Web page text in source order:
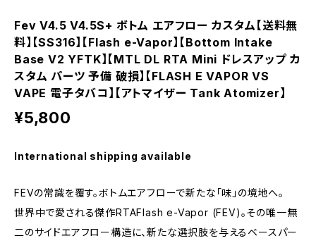
Fev V4.5 V4.5S+ ボトム エアフロー カスタム【送料無
料】【SS316】【Flash e-Vapor】【Bottom Intake
Base V2 YFTK】【MTL DL RTA Mini ドレスアップ カ
スタム パーツ 予備 破損】【FLASH E VAPOR VS
VAPE 電子タバコ】【アトマイザー Tank Atomizer】
¥5,800
International shipping available
FEVの常識を覆す。ボトムエアフローで新たな「味」の境地へ。
世界中で愛される傑作RTAFlash e-Vapor (FEV)。その唯一無
二のサイドエアフロー構造に、新たな選択肢を与えるベースパー